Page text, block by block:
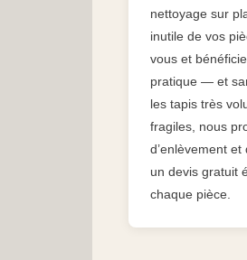
nettoyage sur
inutile de vos
vous et
pratique — et
les tapis très
fragiles, nous
d’enlèvement
un devis gratuit
chaque pièce.